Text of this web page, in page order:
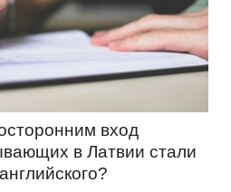
вход
в Латвии стали